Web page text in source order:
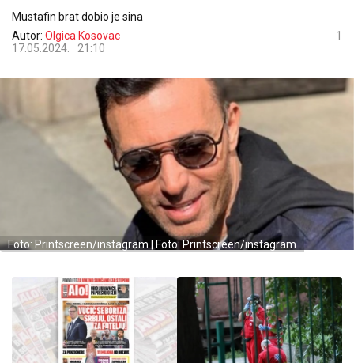
Mustafin brat dobio je sina
Autor: Olgica Kosovac
17.05.2024.
21:10
1
Foto: Printscreen/instagram | Foto: Printscreen/instagram